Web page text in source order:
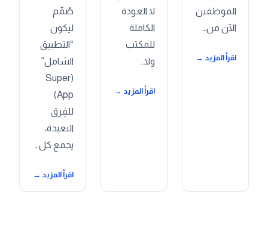
الموظفين
الآن من…
اقرأ المزيد →
لا العودة
الكاملة
للمكتب
ولا…
اقرأ المزيد →
صُمّم
ليكون
“التطبيق
الشامل”
(Super
App)
للفِرق
البعيدة،
يجمع كل…
اقرأ المزيد →